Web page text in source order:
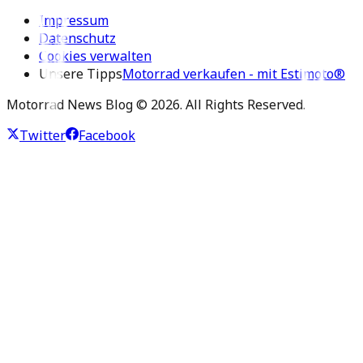
Impressum
Datenschutz
Cookies verwalten
Unsere TippsMotorrad verkaufen - mit Estimoto®
Motorrad News Blog © 2026. All Rights Reserved.
Twitter
Facebook